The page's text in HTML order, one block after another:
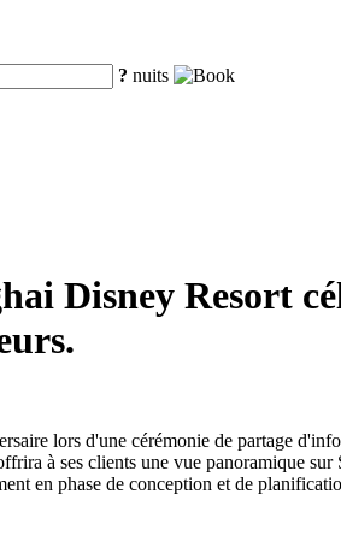
? nuits
Disney Resort
lors d'une cérémonie de partage
à ses clients une vue panoramique
en phase de conception et de